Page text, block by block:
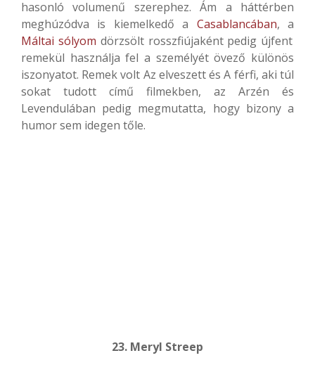
hasonló volumenű szerephez. Ám a háttérben
meghúzódva is kiemelkedő a Casablancában, a
Máltai sólyom dörzsölt rosszfiújaként pedig újfent
remekül használja fel a személyét övező különös
iszonyatot. Remek volt Az elveszett és A férfi, aki túl
sokat tudott című filmekben, az Arzén és
Levendulában pedig megmutatta, hogy bizony a
humor sem idegen tőle.
23. Meryl Streep